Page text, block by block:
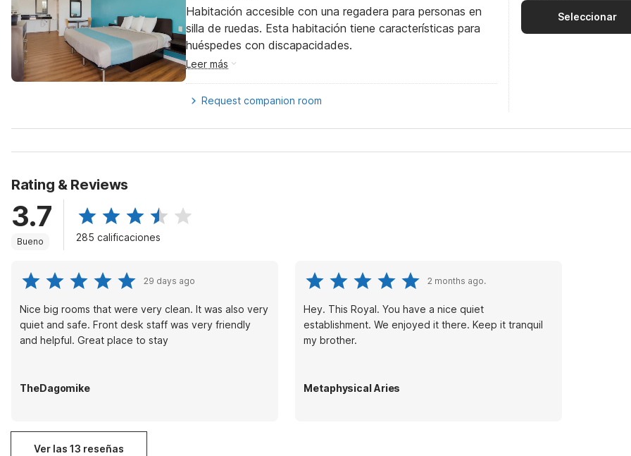
Habitación accesible con una regadera para personas en
silla de ruedas. Esta habitación tiene características para
huéspedes con discapacidades.
Leer más
Request companion room
Seleccionar
Rating & Reviews
3.7
Bueno 285 calificaciones
29 days ago
Nice big rooms that were very clean. It was also very
quiet and safe. Front desk staff was very friendly
and helpful. Great place to stay
TheDagomike
2 months ago.
Hey. This Royal. You have a nice quiet
establishment. We enjoyed it there. Keep it tranquil
my brother.
Metaphysical Aries
Ver las 13 reseñas